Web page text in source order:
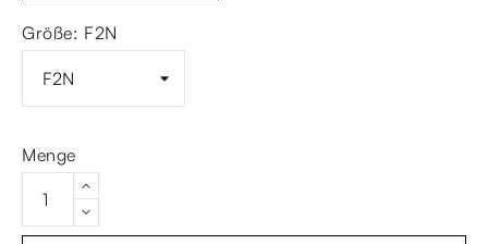
Größe: F2N
Menge